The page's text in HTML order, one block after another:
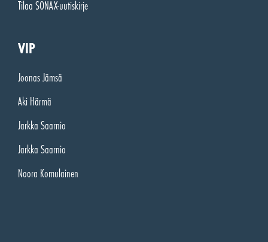
Tilaa SONAX-uutiskirje
VIP
Joonas Jämsä
Aki Härmä
Jarkka Saarnio
Jarkka Saarnio
Noora Komulainen